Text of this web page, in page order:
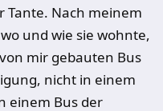
Tante. Nach meinem
und wie sie wohnte,
mir gebauten Bus
nicht in einem
einem Bus der